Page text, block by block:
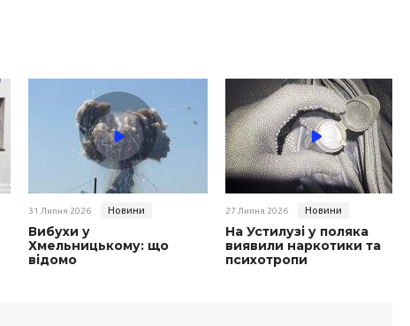
31 Липня 2026 Новини
Вибухи у
Хмельницькому: що
відомо
27 Липня 2026 Новини
На Устилузі у поляка
виявили наркотики та
психотропи